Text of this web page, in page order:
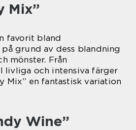
Mix”
favorit bland
grund av dess blandning
mönster. Från
livliga och intensiva färger
Mix” en fantastisk variation
Wine”